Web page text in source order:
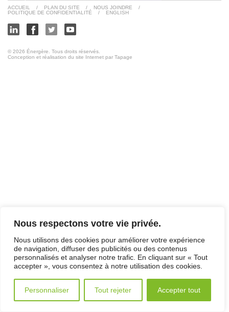
Nous respectons votre vie privée.
Nous utilisons des cookies pour améliorer votre expérience
de navigation, diffuser des publicités ou des contenus
personnalisés et analyser notre trafic. En cliquant sur « Tout
accepter », vous consentez à notre utilisation des cookies.
Personnaliser Tout rejeter Accepter tout
ACCUEIL / PLAN DU SITE / NOUS JOINDRE
/
POLITIQUE DE CONFIDENTIALITÉ
/ ENGLISH
© 2026 Énergère. Tous droits réservés.
Conception et réalisation du site Internet par Tapage